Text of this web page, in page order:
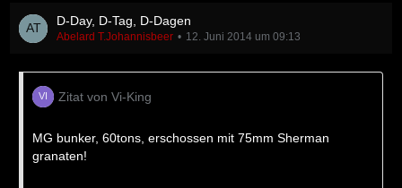
D-Day, D-Tag, D-Dagen
Abelard T.Johannisbeer 12. Juni 2014 um 09:13
Zitat von Vi-King
MG bunker, 60tons, erschossen mit 75mm Sherman
granaten!